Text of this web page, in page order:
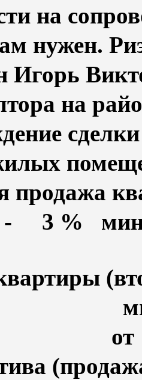
на
нужен.
Игорь
на
продажа
- 3 %
000